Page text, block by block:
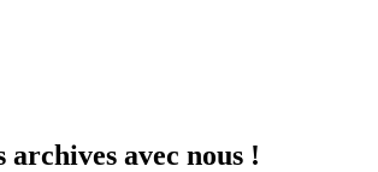
archives avec nous !